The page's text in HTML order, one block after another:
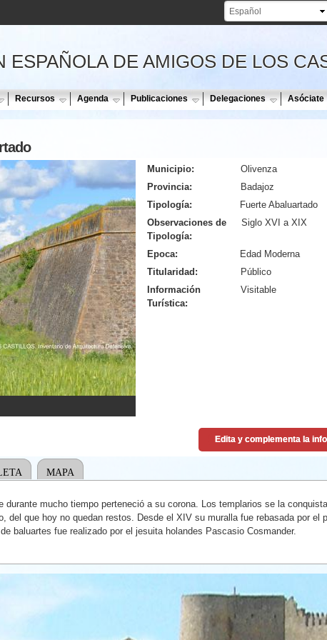
ESPAÑOLA DE AMIGOS DE LOS
Recursos Agenda Publicaciones Delegaciones Asóciate
Municipio:
Olivenza
Provincia:
Badajoz
Tipología:
Fuerte Abaluartado
Observaciones de
Tipología:
Siglo XVI a XIX
Epoca:
Edad Moderna
Titularidad:
Público
Información
Turística:
Visitable
MAPA
durante mucho tiempo perteneció a su corona. Los templarios se la
del que hoy no quedan restos. Desde el XIV su muralla fue rebasada por el
baluartes fue realizado por el jesuita holandes Pascasio Cosmander.